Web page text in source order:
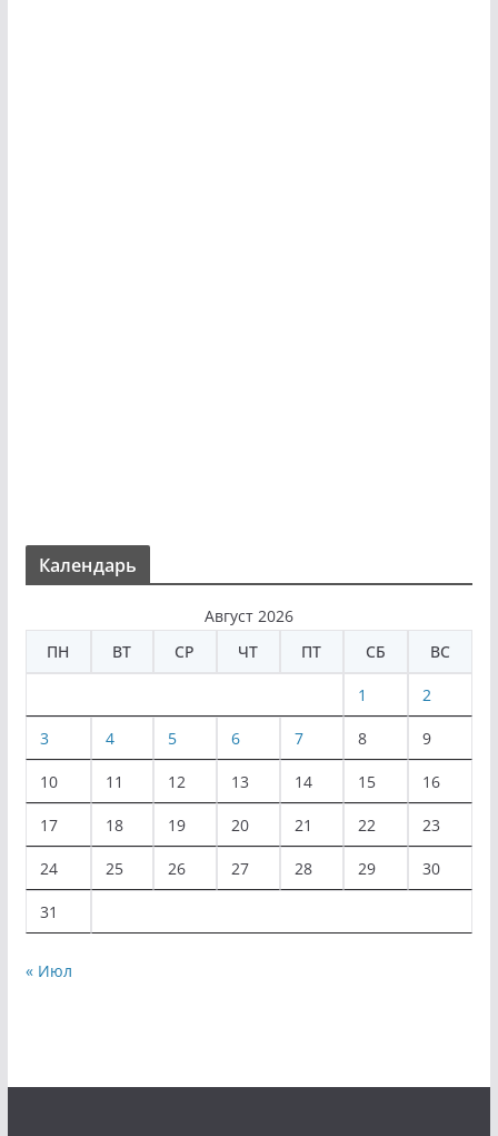
Календарь
Август 2026
ПН
ВТ СР ЧТ ПТ СБ ВС
1 2
3 4 5 6 7 8 9
10 11 12 13 14 15 16
17 18 19 20 21 22 23
24 25 26 27 28 29 30
31
« Июл